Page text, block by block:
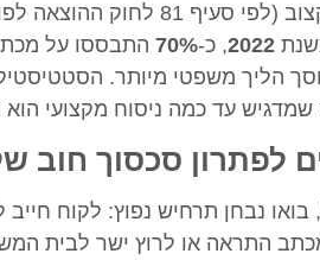
נתונים מראים כי מתוך כ-
2022, כ-70% התבססו על
הליך משפטי מיותר.
שמדגיש עד כמה ניסוח מקצועי
סכסוך חוב של 20,000
נבחן תרחיש נפוץ: לקוח חייב
התראה או לרוץ ישר לבית